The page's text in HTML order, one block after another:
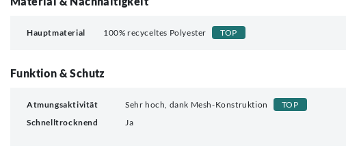
Hauptmaterial 100% recyceltes Polyester TOP
Funktion & Schutz
Atmungsaktivität Sehr hoch, dank Mesh-Konstruktion
TOP
Schnelltrocknend
Ja